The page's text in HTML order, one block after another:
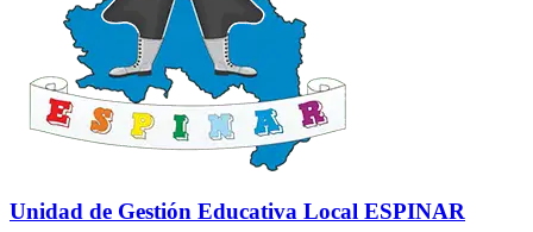
Unidad de Gestión Educativa Local ESPINAR